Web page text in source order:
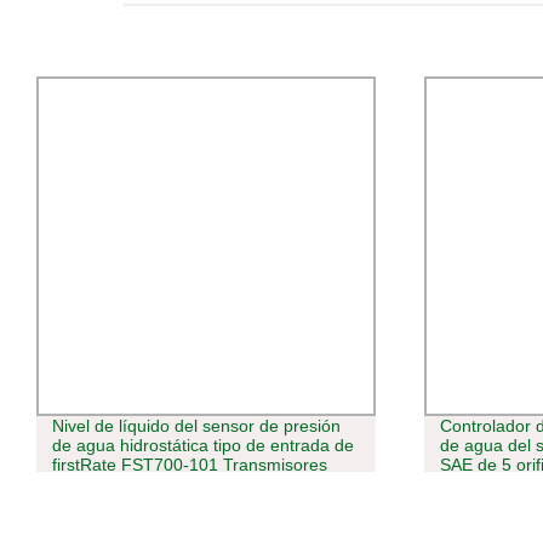
Nivel de líquido del sensor de presión
de agua hidrostática tipo de entrada de
firstRate FST700-101 Transmisores
Controlador
de agua del
SAE de 5